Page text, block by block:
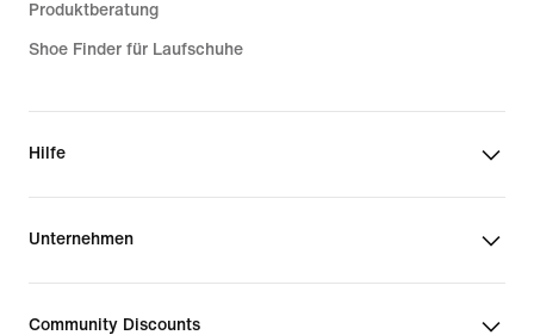
Produktberatung
Shoe Finder für Laufschuhe
Hilfe
Unternehmen
Community Discounts